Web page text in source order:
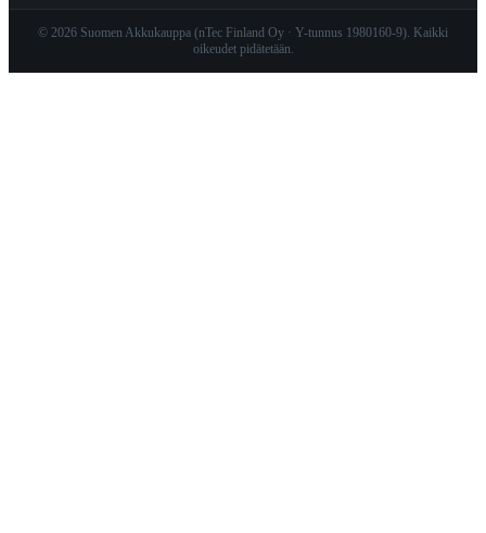
© 2026 Suomen Akkukauppa (nTec Finland Oy · Y-tunnus 1980160-9). Kaikki
oikeudet pidätetään.